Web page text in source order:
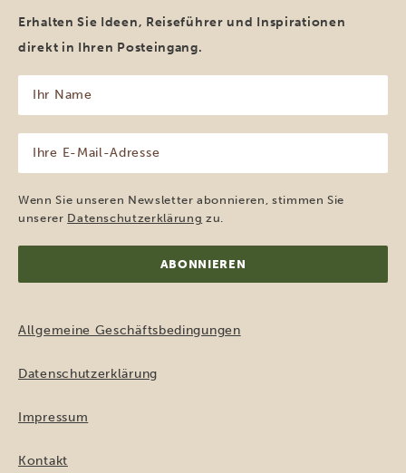
Erhalten Sie Ideen, Reiseführer und Inspirationen
direkt in Ihren Posteingang.
Name
(erforderlich)
Mail-
Adresse
(erforderlich)
Wenn Sie unseren Newsletter abonnieren, stimmen Sie
unserer Datenschutzerklärung zu.
Allgemeine Geschäftsbedingungen
Datenschutzerklärung
Impressum
Kontakt